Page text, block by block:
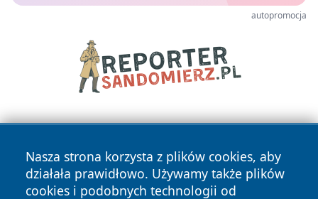
autopromocja
Nasza strona korzysta z plików cookies, aby
działała prawidłowo. Używamy także plików
cookies i podobnych technologii od